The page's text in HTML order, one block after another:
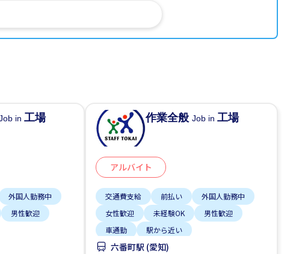
in工場
外国人勤務中
男性歓迎
作業全般Job in工場
アルバイト
交通費支給 前払い
外国人勤務中
女性歓迎
未経験OK
男性歓迎
車通勤
駅から近い
六番町駅 (愛知)